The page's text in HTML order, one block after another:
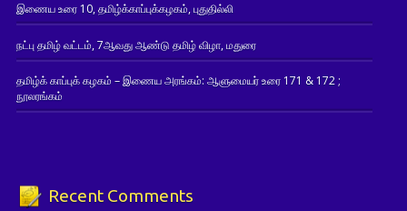
இணைய உரை 10, தமிழ்க்காப்புக்கழகம், புதுதில்லி
நட்பு தமிழ் வட்டம், 7ஆவது ஆண்டு தமிழ் விழா, மதுரை
தமிழ்க் காப்புக் கழகம் – இணைய அரங்கம்: ஆளுமையர் உரை 171 & 172 ;
நூலரங்கம்
Recent Comments